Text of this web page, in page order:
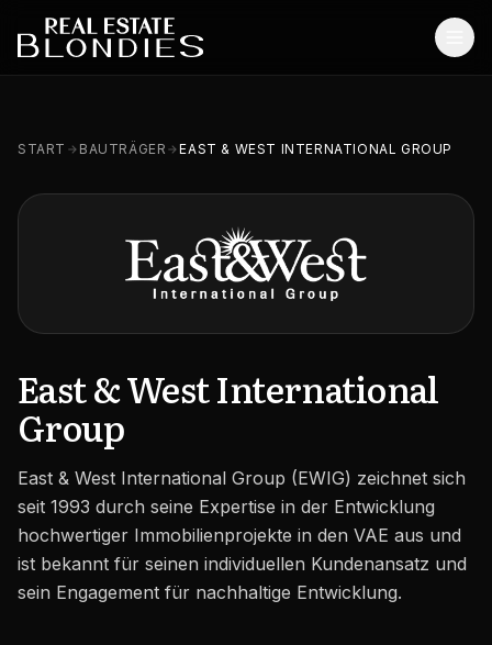
Off-Plan Resale
SONSTIGES
Karriere
Gebiete in den VAE
Bauträger in den VAE
START BAUTRÄGER EAST & WEST INTERNATIONAL GROUP
East & West International
Group
East & West International Group (EWIG) zeichnet sich
seit 1993 durch seine Expertise in der Entwicklung
hochwertiger Immobilienprojekte in den VAE aus und
ist bekannt für seinen individuellen Kundenansatz und
sein Engagement für nachhaltige Entwicklung.